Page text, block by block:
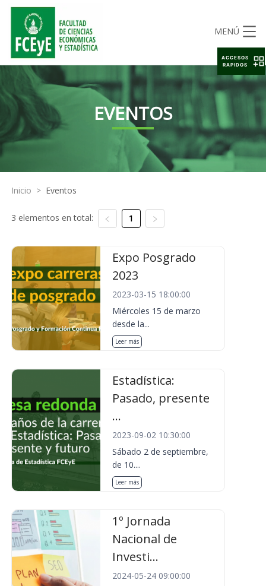
MENÚ
EVENTOS
Inicio > Eventos
3 elementos en total: 1
Expo Posgrado
2023
2023-03-15 18:00:00
Miércoles 15 de marzo
desde la...
Leer más
Estadística:
Pasado, presente
...
2023-09-02 10:30:00
Sábado 2 de septiembre,
de 10....
Leer más
1º Jornada
Nacional de
Investi...
2024-05-24 09:00:00
ACCESOS
RAPIDOS